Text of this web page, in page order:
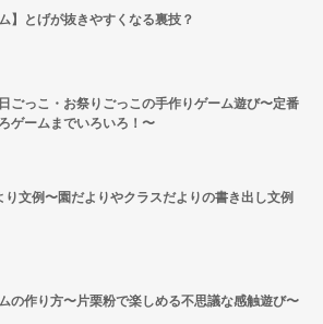
】とげが抜きやすくなる裏技？
ごっこ・お祭りごっこの手作りゲーム遊び〜定番
ゲームまでいろいろ！〜
り文例〜園だよりやクラスだよりの書き出し文例
の作り方〜片栗粉で楽しめる不思議な感触遊び〜